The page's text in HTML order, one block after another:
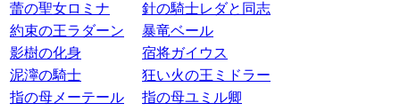
蕾の聖女ロミナ
針の騎士レダと同志
約束の王ラダーン
暴竜ベール
影樹の化身
宿将ガイウス
泥濘の騎士
狂い火の王ミドラー
指の母メーテール
指の母ユミル卿